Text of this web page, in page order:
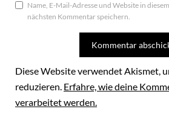
Name, E-Mail-Adresse und Website in
nächsten Kommentar speichern.
Diese Website verwendet Akismet,
reduzieren. Erfahre, wie deine
verarbeitet werden.